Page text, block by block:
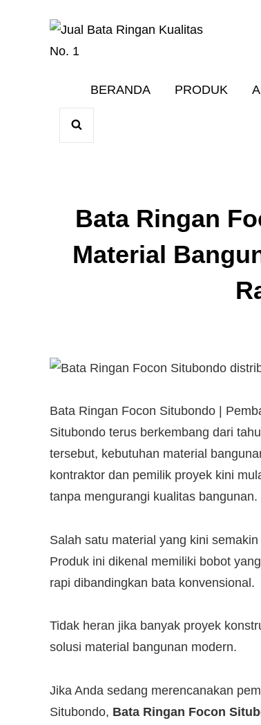
BERANDA PRODUK
Bata Ringan
Material
Bata Ringan Focon Situbondo |
Situbondo terus berkembang dari
tersebut, kebutuhan material
kontraktor dan pemilik proyek kini
tanpa mengurangi kualitas bangunan.
Salah satu material yang kini
Produk ini dikenal memiliki bobot
rapi dibandingkan bata konvensional.
Tidak heran jika banyak proyek
solusi material bangunan modern.
Jika Anda sedang merencanakan
Situbondo, Bata Ringan Focon